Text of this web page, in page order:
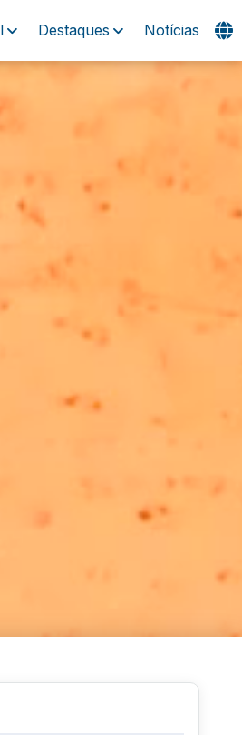
Destaques Notícias
Eventos
Alojamento